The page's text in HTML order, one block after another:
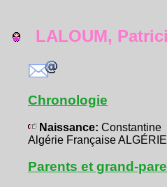
LALOUM,
Chronologie
Naissance: Constantine
Algérie Française ALGÉRIE
Parents et grand-